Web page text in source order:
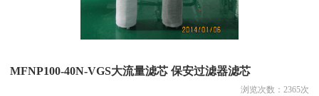
MFNP100-40N-VGS大流量滤芯 保安过滤器滤芯
浏览次数： 2365次